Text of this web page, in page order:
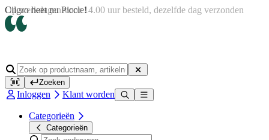
Op werkdagen voor 14.00 uur besteld, dezelfde dag verzonden
Zoeken
Inloggen Klant worden
Categorieën
Categorieën